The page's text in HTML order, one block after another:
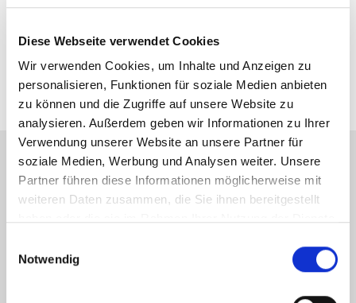
Diese Webseite verwendet Cookies
Wir verwenden Cookies, um Inhalte und Anzeigen zu
personalisieren, Funktionen für soziale Medien anbieten
zu können und die Zugriffe auf unsere Website zu
analysieren. Außerdem geben wir Informationen zu Ihrer
Verwendung unserer Website an unsere Partner für
soziale Medien, Werbung und Analysen weiter. Unsere
Partner führen diese Informationen möglicherweise mit
weiteren Daten zusammen, die Sie ihnen bereitgestellt
Notwendig
Telefax: +49 6252 3058942
maerzweiler@new-place-immobilien.com
Energieausweis (Bedarfsausweis)